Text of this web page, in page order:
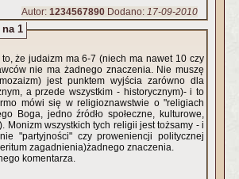
Autor: 1234567890 Dodano: 17-09-2010
na 1
6-7 (niech ma nawet 10 czy
nie ma żadnego znaczenia. Nie muszę
jest punktem wyjścia zarówno dla
a przede wszystkim - historycznym)- i to
mówi się w religioznawstwie o "religiach
Boga, jedno źródło społeczne, kulturowe,
Monizm wszystkich tych religii jest tożsamy - i
"partyjności" czy proweniencji politycznej
zagadnienia)żadnego znaczenia.
komentarza.